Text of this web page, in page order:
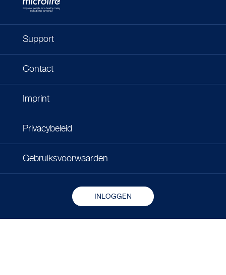
Support
Contact
Imprint
Privacybeleid
Gebruiksvoorwaarden
INLOGGEN